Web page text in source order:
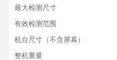
最大检测尺寸
有效检测范围
机台尺寸（不含屏幕）
整机重量